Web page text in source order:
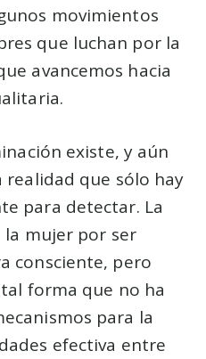
movimientos
que luchan por la
avancemos hacia
existe, y aún
realidad que sólo hay
para detectar. La
la mujer por ser
consciente, pero
forma que no ha
para la
efectiva entre